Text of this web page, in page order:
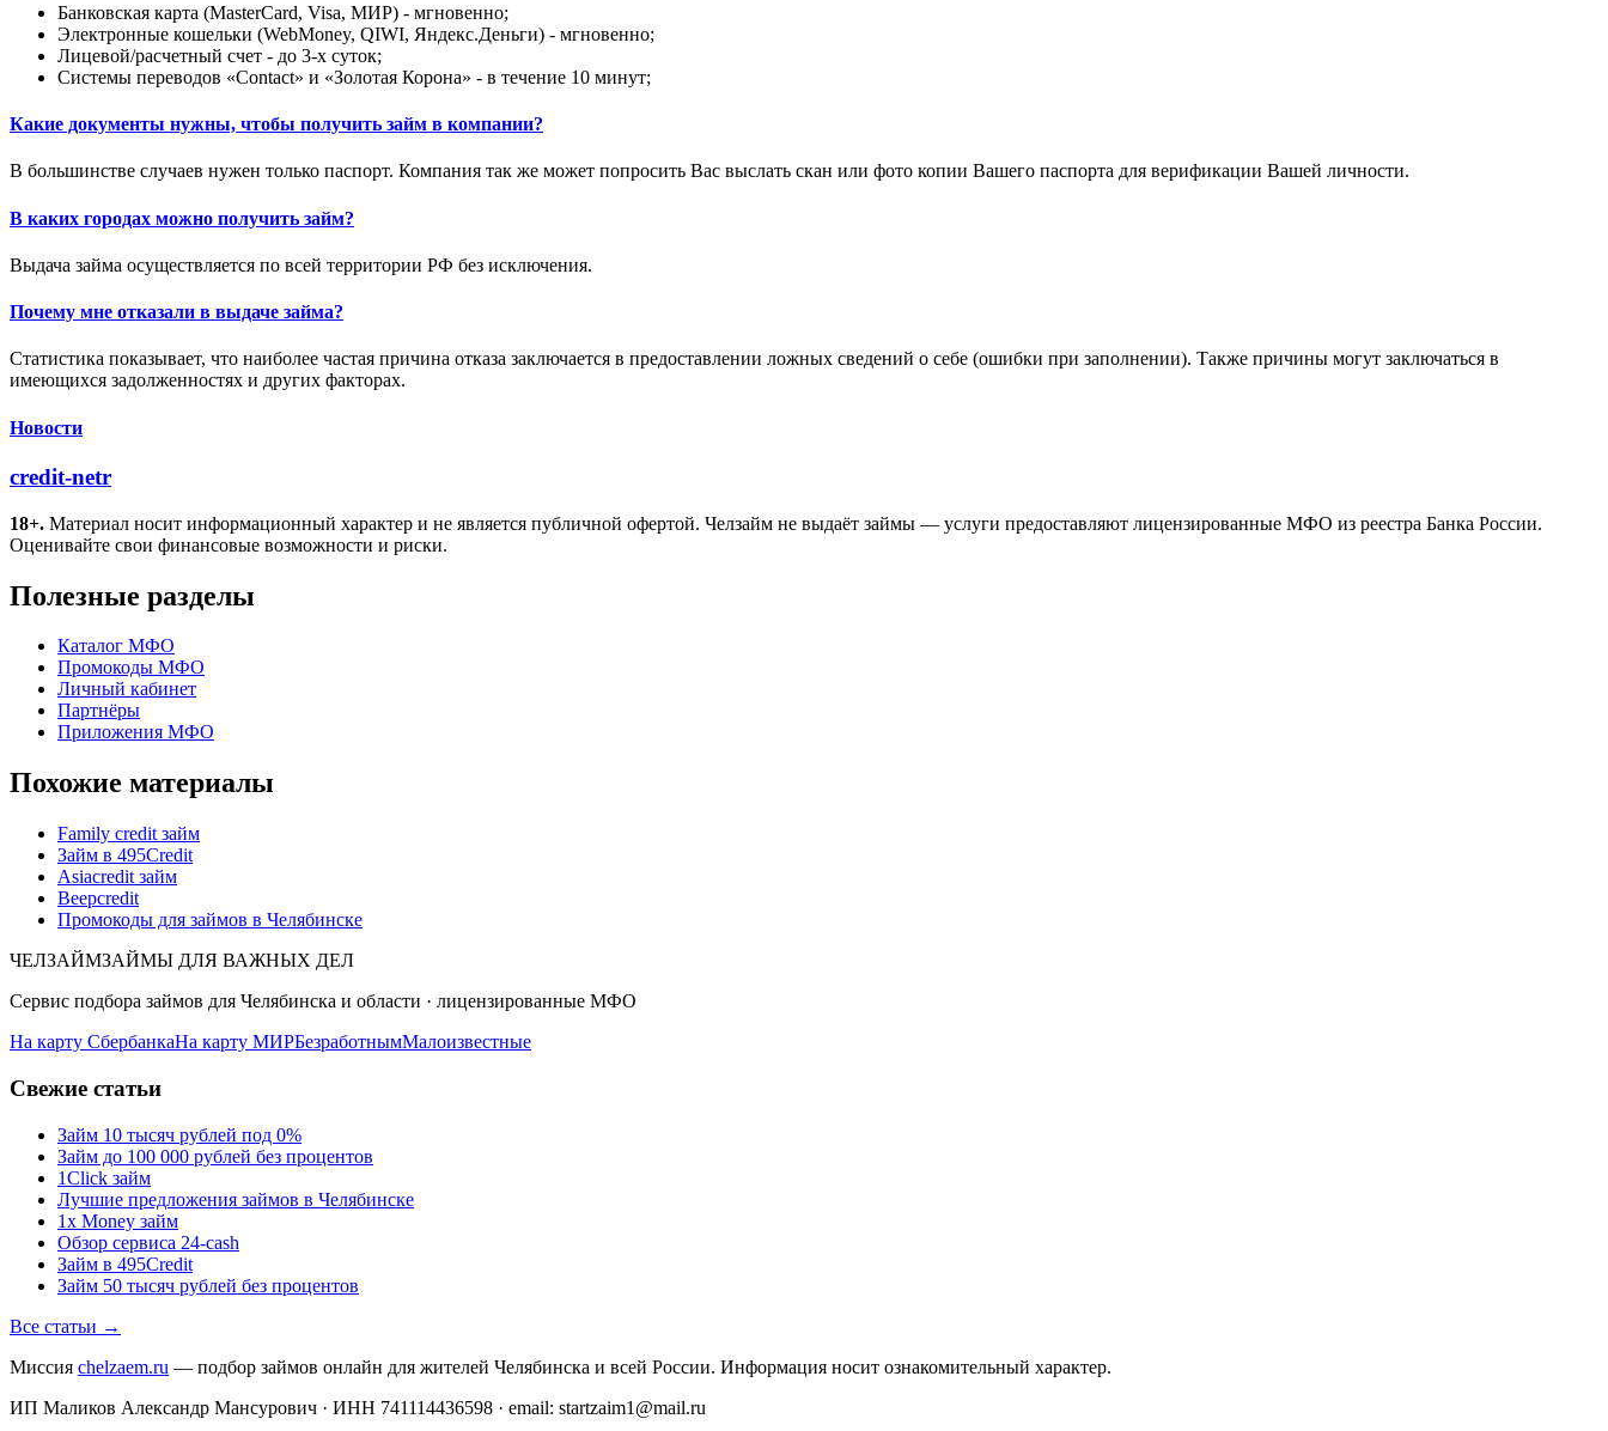
Банковская карта (MasterCard, Visa, МИР) - мгновенно;
Электронные кошельки (WebMoney, QIWI, Яндекс.Деньги) - мгновенно;
Лицевой/расчетный счет - до 3-х суток;
Системы переводов «Contact» и «Золотая Корона» - в течение 10 минут;
Какие документы нужны, чтобы получить займ в компании?
В большинстве случаев нужен только паспорт. Компания так же может попросить Вас выслать скан или фото копии Вашего паспорта для верификации Вашей личности.
В каких городах можно получить займ?
Выдача займа осуществляется по всей территории РФ без исключения.
Почему мне отказали в выдаче займа?
Статистика показывает, что наиболее частая причина отказа заключается в предоставлении ложных сведений о себе (ошибки при заполнении). Также причины могут заключаться в
имеющихся задолженностях и других факторах.
Новости
credit-netr
18+. Материал носит информационный характер и не является публичной офертой. Челзайм не выдаёт займы — услуги предоставляют лицензированные МФО из реестра Банка России.
Оценивайте свои финансовые возможности и риски.
Полезные разделы
Каталог МФО
Промокоды МФО
Личный кабинет
Партнёры
Приложения МФО
Похожие материалы
Family credit займ
Займ в 495Credit
Asiacredit займ
Beepcredit
Промокоды для займов в Челябинске
ЧЕЛЗАЙМЗАЙМЫ ДЛЯ ВАЖНЫХ ДЕЛ
Сервис подбора займов для Челябинска и области · лицензированные МФО
На карту СбербанкаНа карту МИРБезработнымМалоизвестные
Свежие статьи
Займ 10 тысяч рублей под 0%
Займ до 100 000 рублей без процентов
1Click займ
Лучшие предложения займов в Челябинске
1x Money займ
Обзор сервиса 24-cash
Займ в 495Credit
Займ 50 тысяч рублей без процентов
Все статьи →
Миссия chelzaem.ru — подбор займов онлайн для жителей Челябинска и всей России. Информация носит ознакомительный характер.
ИП Маликов Александр Мансурович · ИНН 741114436598 · email: startzaim1@mail.ru